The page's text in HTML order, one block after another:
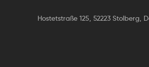
Hostetstraße 125, 52223 Stolberg,